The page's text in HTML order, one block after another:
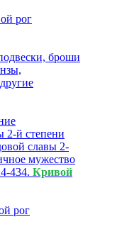
броши
2-й степени
славы 2-
мужество
434. Кривой